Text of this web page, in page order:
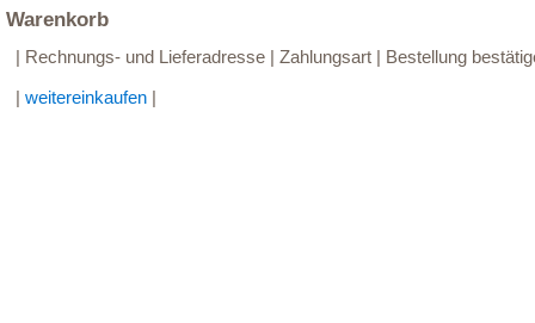
Warenkorb
| Rechnungs- und Lieferadresse | Zahlungsart | Bestellung
| weitereinkaufen |